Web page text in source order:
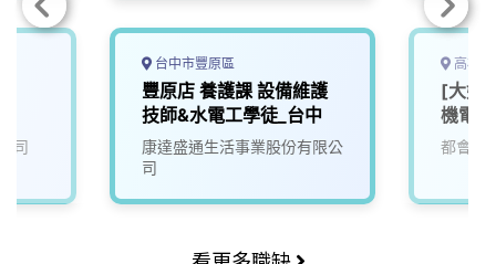
司
台中市豐原區
豐原店 養護課 設備維護
技師&水電工學徒_台中
康達盛通生活事業股份有限公
司
高雄
[大好
機電
都會生